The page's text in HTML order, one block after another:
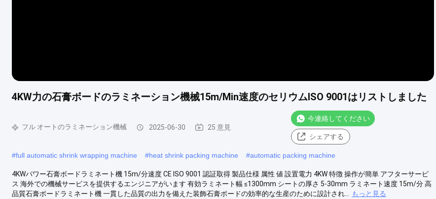
4KW力の石膏ボードのラミネーション機械15m/Min速度のセリウムISO 9001はリストしました
フル オートのラミネーション機械 2025-06-30 25 意見
今連絡してください
シェアする
#full automatic shrink wrapping machine #heat shrink packing machine #automatic packing machine
4KWパワー石膏ボードラミネート機 15m/分速度 CE ISO 9001 認証取得 製品仕様 属性 値 設置電力 4KW 特徴 操作が簡単 アフターサービ
ス 海外での機械サービスを提供するエンジニアがいます 有効ラミネート幅 ≤1300mm シートの厚さ 5-30mm ラミネート速度 15m/分 高
品質石膏ボードラミネート機 一貫した品質の出力を備えた装飾石膏ボードの効率的な生産のために設計され...
もっと見る